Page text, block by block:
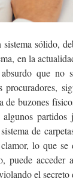
sólido,
en la
absurdo que
procuradores,
de buzones
de
lo que
puede
el